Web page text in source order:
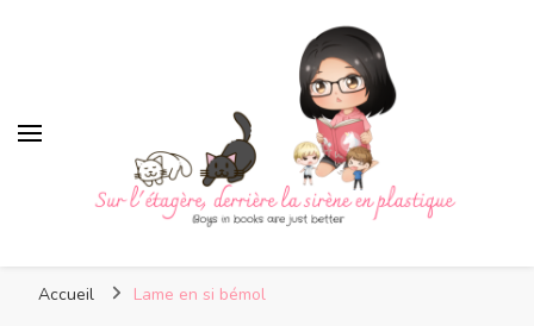
sirène en plastique
Accueil Lame en si bémol